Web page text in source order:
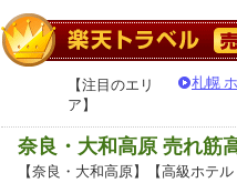
【注目のエリ
ア】
札幌
奈良・大和高原 売れ筋
【奈良・大和高原】【高級ホテル